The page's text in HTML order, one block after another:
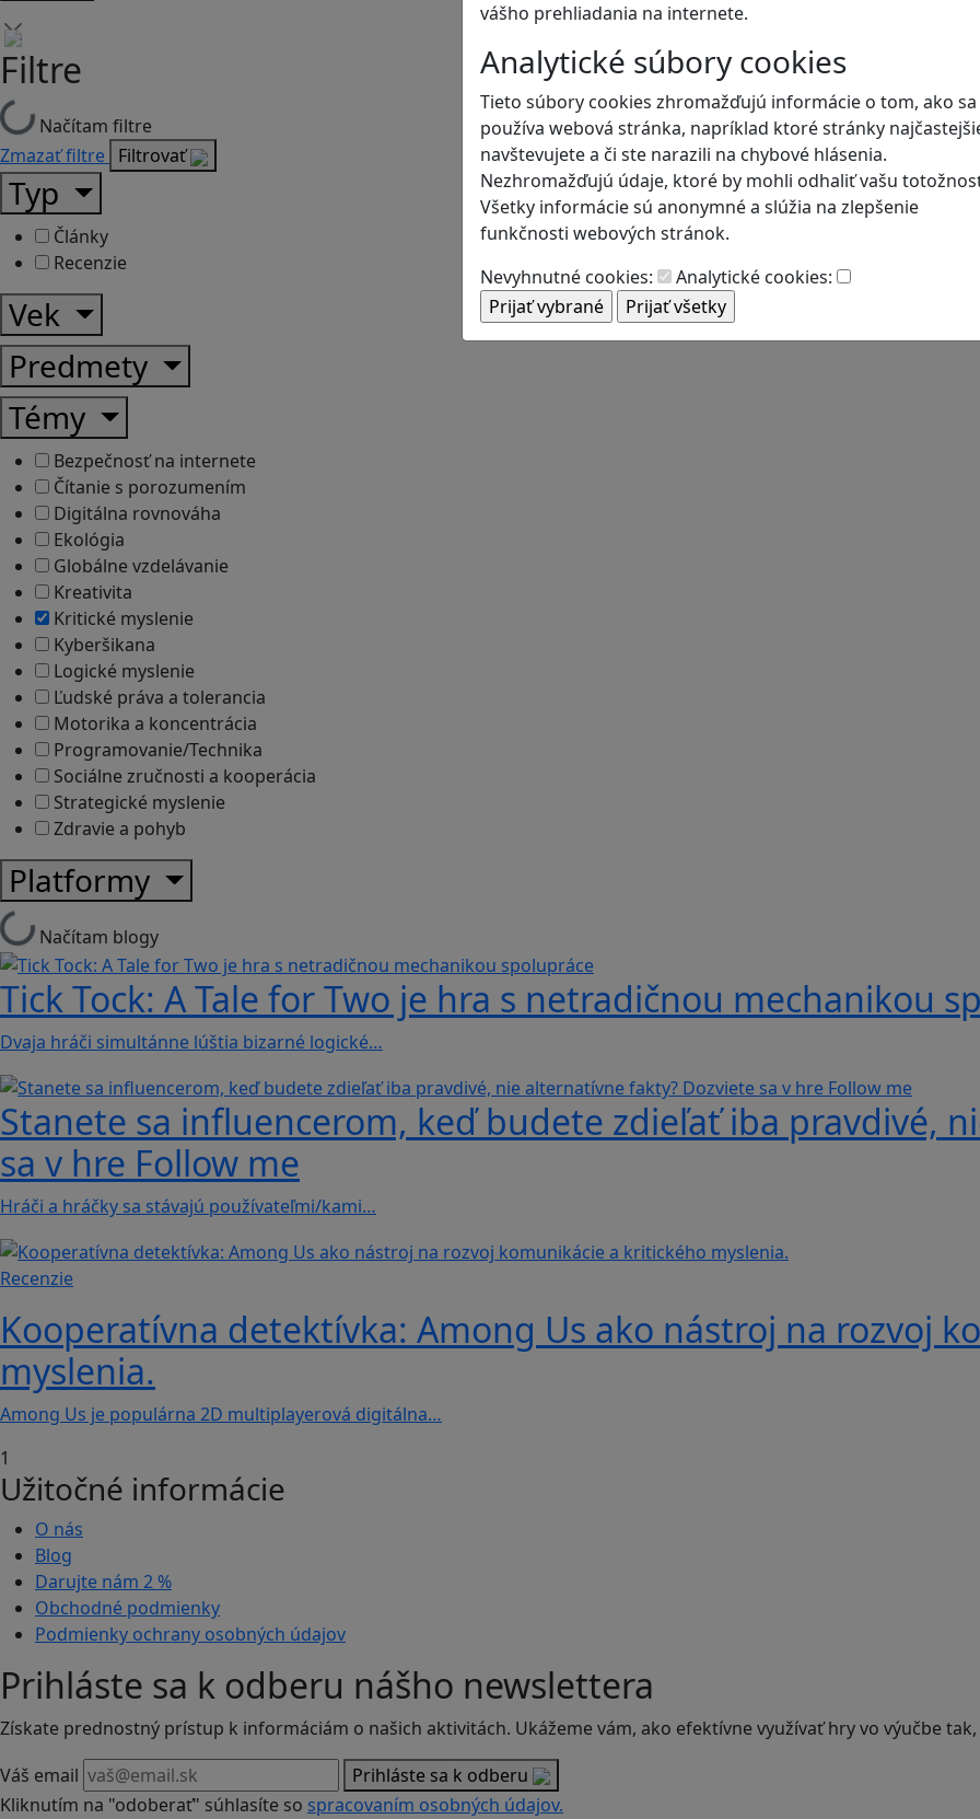
vášho prehliadania na internete.
Analytické súbory cookies
Tieto súbory cookies zhromažďujú informácie o tom, ako sa
používa webová stránka, napríklad ktoré stránky
navštevujete a či ste narazili na chybové hlásenia.
Nezhromažďujú údaje, ktoré by mohli odhaliť vašu
Všetky informácie sú anonymné a slúžia na zlepšenie
funkčnosti webových stránok.
Nevyhnutné cookies:
Analytické cookies:
Filtre
Načítam filtre
Zmazať filtre Filtrovať
Typ
Články
Recenzie
Vek
Predmety
Témy
Bezpečnosť na internete
Čítanie s porozumením
Digitálna rovnováha
Ekológia
Globálne vzdelávanie
Kreativita
Kritické myslenie
Kyberšikana
Logické myslenie
Ľudské práva a tolerancia
Motorika a koncentrácia
Programovanie/Technika
Sociálne zručnosti a kooperácia
Strategické myslenie
Zdravie a pohyb
Platformy
Načítam blogy
Tick Tock: A Tale for Tw‪o je hra s netradičnou mechanikou
Dvaja hráči simultánne lúštia bizarné logické…
Stanete sa influencerom, keď budete zdieľať iba pravdivé,
sa v hre Follow me
Hráči a hráčky sa stávajú používateľmi/kami…
Recenzie
Kooperatívna detektívka: Among Us ako nástroj na rozvoj
myslenia.
Among Us je populárna 2D multiplayerová digitálna…
1
Užitočné informácie
O nás
Blog
Darujte nám 2 %
Obchodné podmienky
Podmienky ochrany osobných údajov
Prihláste sa k odberu nášho newslettera
Získate prednostný prístup k informáciám o našich aktivitách. Ukážeme vám, ako efektívne využívať hry vo výučbe
Váš email
Prihláste sa k odberu
Kliknutím na "odoberať" súhlasíte so spracovaním osobných údajov.